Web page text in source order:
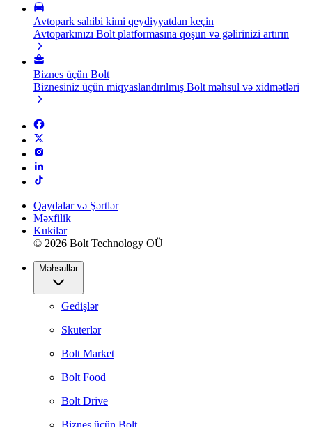
Avtopark sahibi kimi qeydiyyatdan keçin
Avtoparkınızı Bolt platformasına qoşun və gəlirinizi artırın
Biznes üçün Bolt
Biznesiniz üçün miqyaslandırılmış Bolt məhsul və xidmətləri
Qaydalar və Şərtlər
Məxfilik
Kukilər
© 2026 Bolt Technology OÜ
Məhsullar
Gedişlər
Skuterlər
Bolt Market
Bolt Food
Bolt Drive
Biznes üçün Bolt